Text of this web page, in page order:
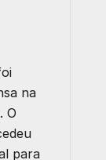
na
O
para